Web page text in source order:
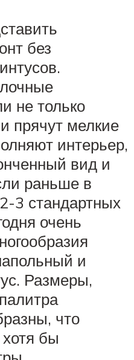
без
не только
прячут мелкие
интерьер,
вид и
раньше в
3 стандартных
очень
и
Размеры,
что
бы